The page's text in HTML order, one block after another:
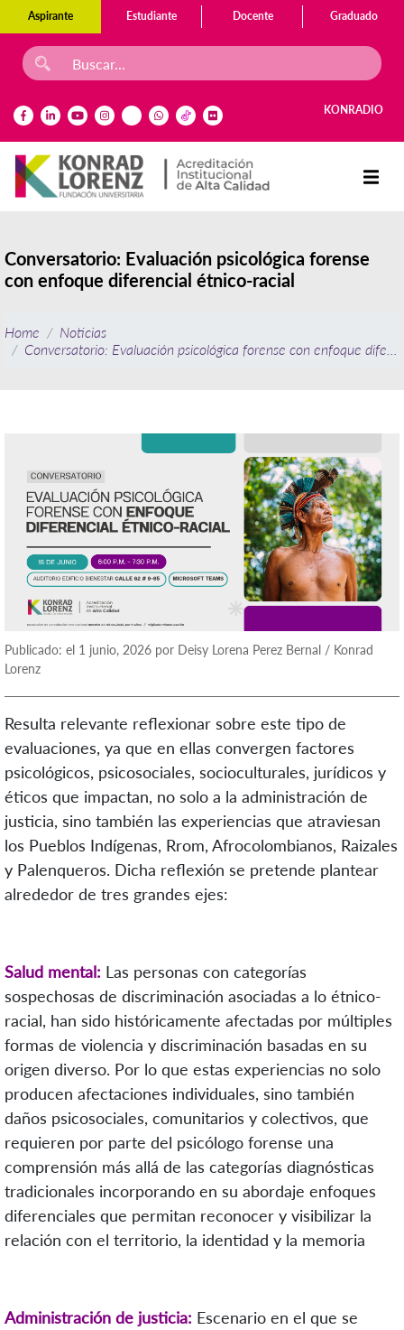
Aspirante Estudiante Docente Graduado
KONRADIO
Conversatorio: Evaluación psicológica forense
con enfoque diferencial étnico-racial
Home
Noticias
Conversatorio: Evaluación psicológica forense con enfoque
Publicado: el 1 junio, 2026 por Deisy Lorena Perez Bernal / Konrad
Lorenz
Resulta relevante reflexionar sobre este tipo de
evaluaciones, ya que en ellas convergen factores
psicológicos, psicosociales, socioculturales, jurídicos y
éticos que impactan, no solo a la administración de
justicia, sino también las experiencias que atraviesan
los Pueblos Indígenas, Rrom, Afrocolombianos, Raizales
y Palenqueros. Dicha reflexión se pretende plantear
alrededor de tres grandes ejes:
Salud mental: Las personas con categorías
sospechosas de discriminación asociadas a lo étnico-
racial, han sido históricamente afectadas por múltiples
formas de violencia y discriminación basadas en su
origen diverso. Por lo que estas experiencias no solo
producen afectaciones individuales, sino también
daños psicosociales, comunitarios y colectivos, que
requieren por parte del psicólogo forense una
comprensión más allá de las categorías diagnósticas
tradicionales incorporando en su abordaje enfoques
diferenciales que permitan reconocer y visibilizar la
relación con el territorio, la identidad y la memoria
Administración de justicia: Escenario en el que se